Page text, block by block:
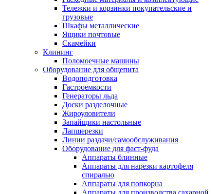
Тележки и корзинки покупательские и
грузовые
Шкафы металлические
Ящики почтовые
Скамейки
Клининг
Поломоечные машины
Оборудование для общепита
Водоподготовка
Гастроемкости
Генераторы льда
Доски разделочные
Жироуловители
Запайщики настольные
Лапшерезки
Линии раздачи/самообслуживания
Оборудование для фаст-фуда
Аппараты блинные
Аппараты для нарезки картофеля
спиралью
Аппараты для попкорна
Аппараты для производства сахарной